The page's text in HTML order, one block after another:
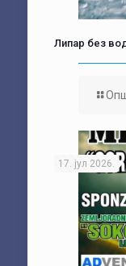
Липар без
17. јул 2026.